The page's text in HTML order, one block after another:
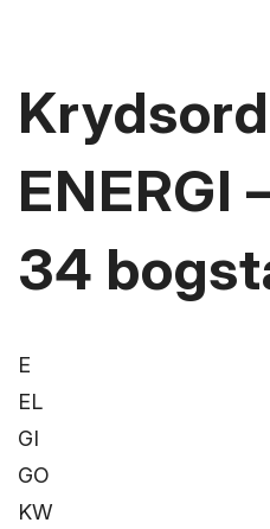
ENERGI
34
E
EL
GI
GO
KW